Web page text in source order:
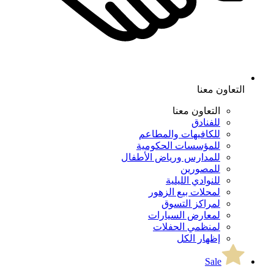
التعاون معنا
التعاون معنا
للفنادق
للكافيهات والمطاعم
للمؤسسات الحكومية
للمدارس ورياض الأطفال
للمصورين
للنوادي الليلية
لمحلات بيع الزهور
لمراكز التسوق
لمعارض السيارات
لمنظمي الحفلات
إظهار الكل
Sale